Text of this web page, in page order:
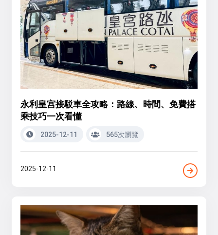
永利皇宫接駁車全攻略：路線、時間、免費搭
乘技巧一次看懂
2025-12-11 565次瀏覽
2025-12-11